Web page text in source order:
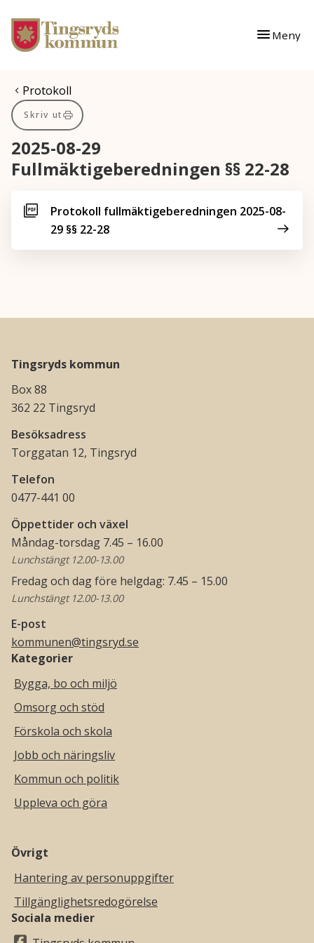
Gå till innehåll
Gå till huvudmeny
Meny
Du är här:
Protokoll
Skriv ut
2025-08-29
Fullmäktigeberedningen §§ 22-28
Protokoll fullmäktigeberedningen 2025-08-
29 §§ 22-28
Tingsryds kommun
Box 88
362 22 Tingsryd
Besöksadress
Torggatan 12, Tingsryd
Telefon
0477-441 00
Öppettider och växel
Måndag-torsdag 7.45 – 16.00
Lunchstängt 12.00-13.00
Fredag och dag före helgdag: 7.45 – 15.00
Lunchstängt 12.00-13.00
E-post
kommunen@tingsryd.se
Kategorier
Bygga, bo och miljö
Omsorg och stöd
Förskola och skola
Jobb och näringsliv
Kommun och politik
Uppleva och göra
Övrigt
Hantering av personuppgifter
Tillgänglighetsredogörelse
Sociala medier